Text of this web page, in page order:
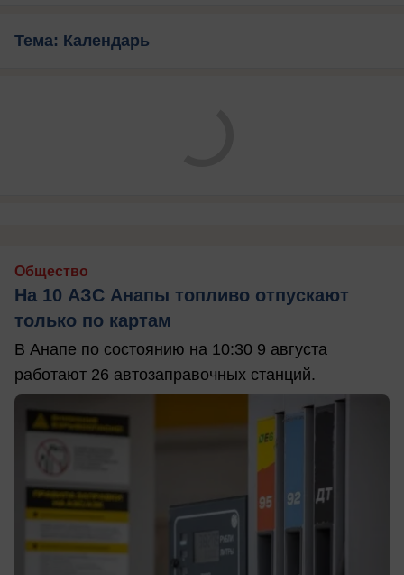
Тема: Календарь
Общество
На 10 АЗС Анапы топливо отпускают
только по картам
В Анапе по состоянию на 10:30 9 августа
работают 26 автозаправочных станций.